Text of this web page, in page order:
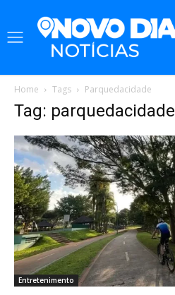
Home Tags Parquedacidade
Tag: parquedacidade
Entretenimento